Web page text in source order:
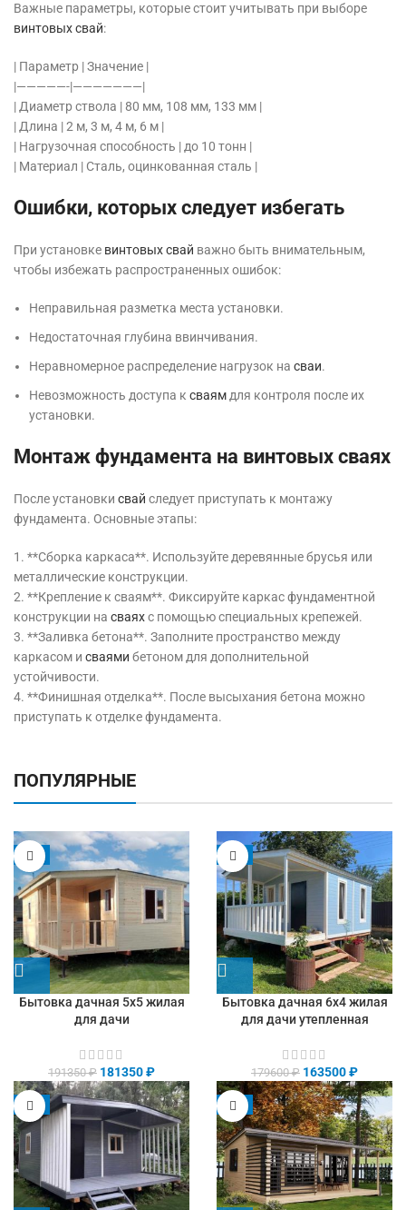
Важные параметры, которые стоит учитывать при выборе
винтовых свай:
| Параметр | Значение |
|—————-|———————|
| Диаметр ствола | 80 мм, 108 мм, 133 мм |
| Длина | 2 м, 3 м, 4 м, 6 м |
| Нагрузочная способность | до 10 тонн |
| Материал | Сталь, оцинкованная сталь |
Ошибки, которых следует избегать
При установке винтовых свай важно быть внимательным,
чтобы избежать распространенных ошибок:
Неправильная разметка места установки.
Недостаточная глубина ввинчивания.
Неравномерное распределение нагрузок на сваи.
Невозможность доступа к сваямдля контроля после их
установки.
Монтаж фундамента на винтовых сваях
После установки свай следует приступать к монтажу
фундамента. Основные этапы:
1. **Сборка каркаса**. Используйте деревянные брусья или
металлические конструкции.
2. **Крепление к сваям**. Фиксируйте каркас фундаментной
конструкции на сваяхс помощью специальных крепежей.
3. **Заливка бетона**. Заполните пространство между
каркасом и сваями бетоном для дополнительной
устойчивости.
4. **Финишная отделка**. После высыхания бетона можно
приступать к отделке фундамента.
ПОПУЛЯРНЫЕ
-5%
Бытовка дачная 5х5 жилая
для дачи
191350₽ 181350₽
-9%
Бытовка дачная 6х4 жилая
для дачи утепленная
179600₽ 163500₽
-8% -9%